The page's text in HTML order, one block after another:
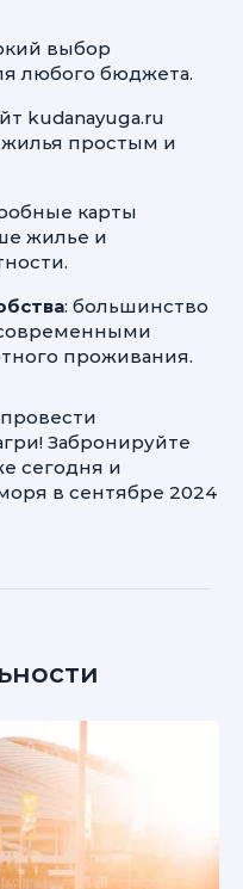
выбор
любого бюджета.
kudanayuga.ru
простым и
карты
жилье и
: большинство
проживания.
Забронируйте
сегодня и
в сентябре 2024